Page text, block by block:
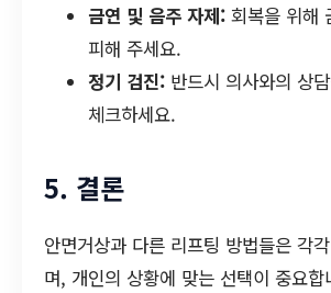
금연 및 음주 자제: 회복을 위해
피해 주세요.
정기 검진: 반드시 의사와의 상
체크하세요.
5. 결론
안면거상과 다른 리프팅 방법들은 각
며, 개인의 상황에 맞는 선택이 중요